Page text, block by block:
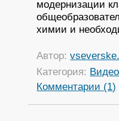
модернизации
химии и
Автор:
Категория: Видео
Комментарии (1)